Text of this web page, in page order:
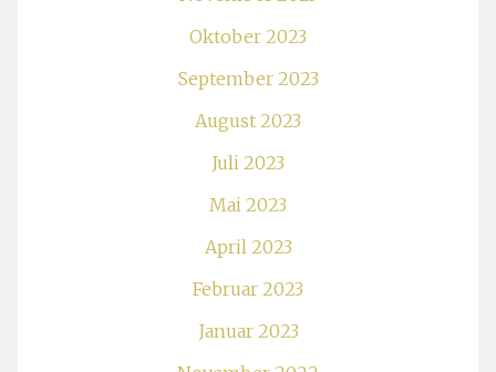
Oktober 2023
September 2023
August 2023
Juli 2023
Mai 2023
April 2023
Februar 2023
Januar 2023